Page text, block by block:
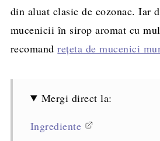
din aluat clasic de cozonac. Iar
mucenicii în sirop aromat cu
recomandrețeta de mucenici
Mergi direct la:
Ingrediente